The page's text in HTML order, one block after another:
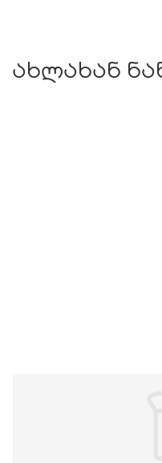
ახლახან